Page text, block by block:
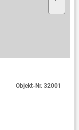
Objekt-Nr.32001